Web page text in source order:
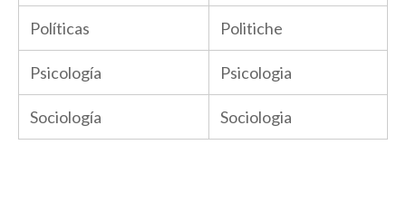
Políticas Politiche
Psicología Psicologia
Sociología Sociologia